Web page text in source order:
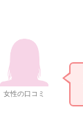
女性の口コミ